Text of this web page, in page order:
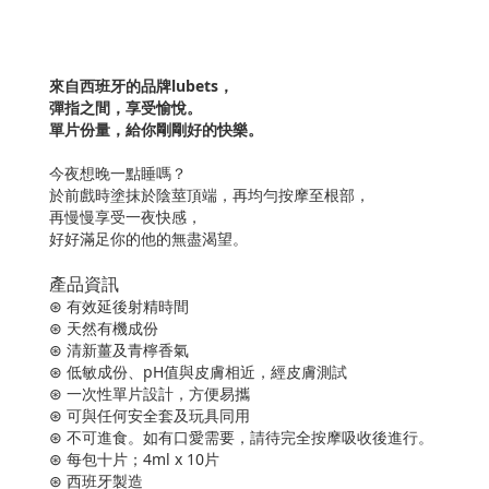
來自西班牙的品牌lubets，
彈指之間，享受愉悅。
單片份量，給你剛剛好的快樂。
今夜想晚一點睡嗎？
於前戲時塗抹於陰莖頂端，再均勻按摩至根部，
再慢慢享受一夜快感，
好好滿足你的他的無盡渴望。
產品資訊
⊛ 有效延後射精時間
⊛ 天然有機成份
⊛ 清新薑及青檸香氣
⊛ 低敏成份、pH值與皮膚相近，經皮膚測試
⊛ 一次性單片設計，方便易攜
⊛ 可與任何安全套及玩具同用
⊛ 不可進食。如有口愛需要，請待完全按摩吸收後進行。
⊛ 每包十片；4ml x 10片
⊛ 西班牙製造